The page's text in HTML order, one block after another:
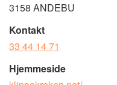
3158 ANDEBU
Kontakt
33 44 14 71
Hjemmeside